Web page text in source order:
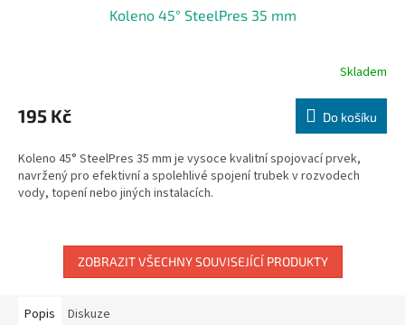
Koleno 45° SteelPres 35 mm
Skladem
195 Kč Do košíku
Koleno 45° SteelPres 35 mm je vysoce kvalitní spojovací prvek,
navržený pro efektivní a spolehlivé spojení trubek v rozvodech
vody, topení nebo jiných instalacích.
ZOBRAZIT VŠECHNY SOUVISEJÍCÍ PRODUKTY
Popis Diskuze